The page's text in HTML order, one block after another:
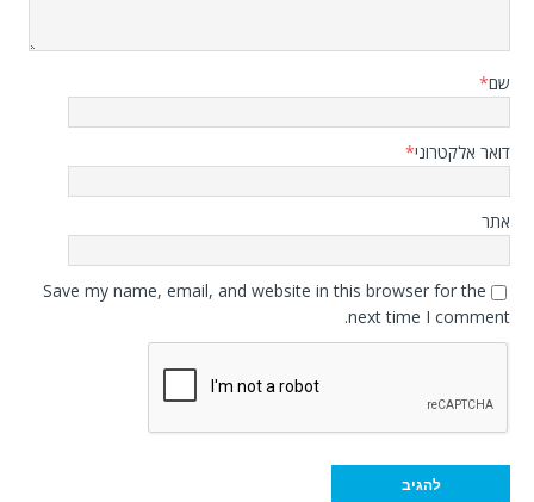
שם*
דואר אלקטרוני*
אתר
Save my name, email, and website in this browser for the
next time I comment.